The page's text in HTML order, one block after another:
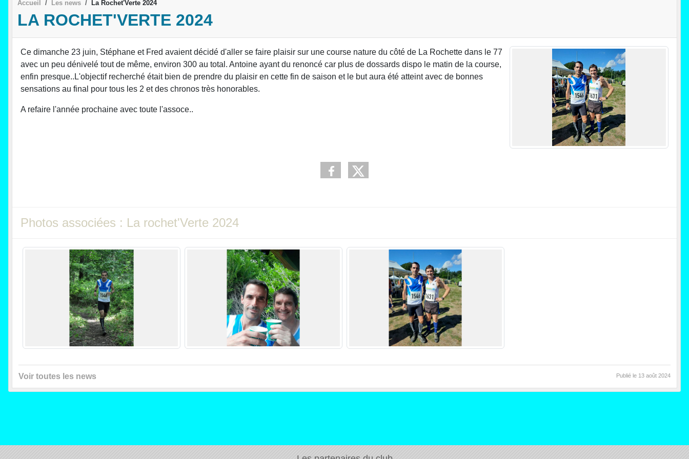
Accueil Les news La Rochet'Verte 2024
LA ROCHET'VERTE 2024
Ce dimanche 23 juin, Stéphane et Fred avaient décidé d'aller se faire plaisir sur une course nature du côté de La Rochette dans le 77
avec un peu dénivelé tout de même, environ 300 au total. Antoine ayant du renoncé car plus de dossards dispo le matin de la course,
enfin presque..L'objectif recherché était bien de prendre du plaisir en cette fin de saison et le but aura été atteint avec de bonnes
sensations au final pour tous les 2 et des chronos très honorables.
A refaire l'année prochaine avec toute l'assoce..
Photos associées : La rochet'Verte 2024
Voir toutes les news Publié le 13 août 2024